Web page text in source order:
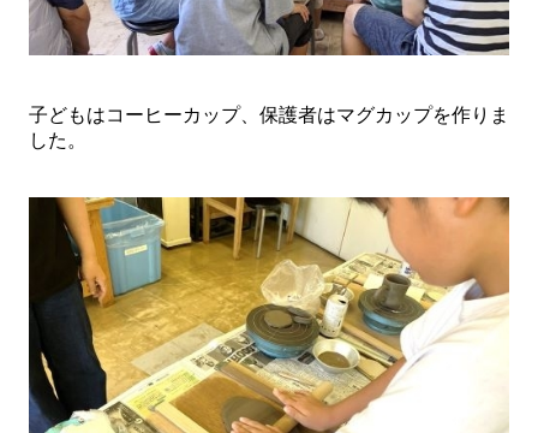
子どもはコーヒーカップ、保護者はマグカップを作りま
した。